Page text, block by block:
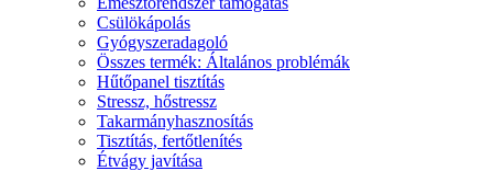
Csülökápolás
Gyógyszeradagoló
Összes termék: Általános problémák
Hűtőpanel tisztítás
Stressz, hőstressz
Takarmányhasznosítás
Tisztítás, fertőtlenítés
Étvágy javítása